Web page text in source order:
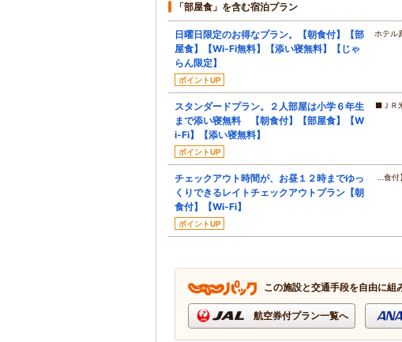
「部屋食」を含む宿泊プラン
日曜日限定のお得なプラン。【朝食付】【部
屋食】【Wi-Fi無料】【添い寝無料】【じゃ
らん限定】
ポイントUP
ホテル
スタンダードプラン。２人部屋は小学６年生
まで添い寝無料 【朝食付】【部屋食】【W
i-Fi】【添い寝無料】
ポイントUP
■ＪＲ
チェックアウト時間が、お昼１２時までゆっ
くりできるレイトチェックアウトプラン【朝
食付】【Wi-Fi】
ポイントUP
…食付
この施設と交通手段を自由に組
航空券付プラン一覧へ